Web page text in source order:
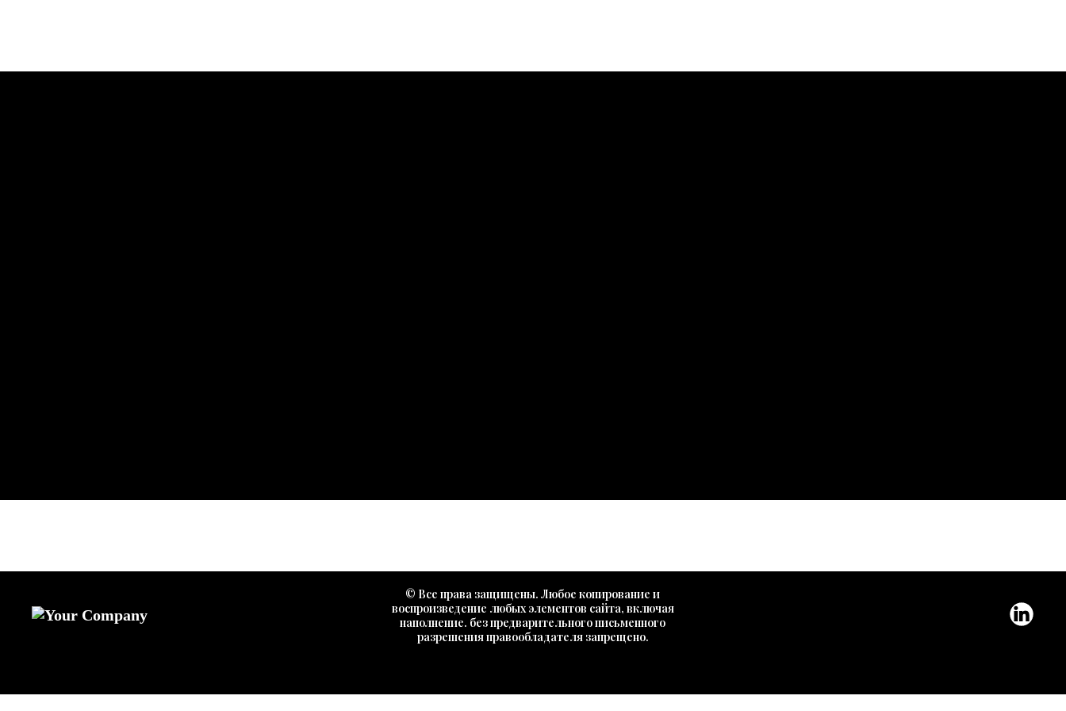
© Все права защищены. Любое копирование и
воспроизведение любых элементов сайта, включая
наполнение. без предварительного письменного
разрешения правообладателя запрещено.